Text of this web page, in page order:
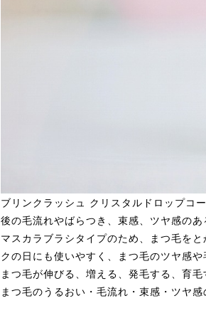
ブリンクラッシュ クリスタルドロップコ
後の毛流れやばらつき、束感、ツヤ感の
マスカラブラシタイプのため、まつ毛を
クの日にも使いやすく、まつ毛のツヤ感
まつ毛が伸びる、増える、発毛する、育
まつ毛のうるおい・毛流れ・束感・ツヤ